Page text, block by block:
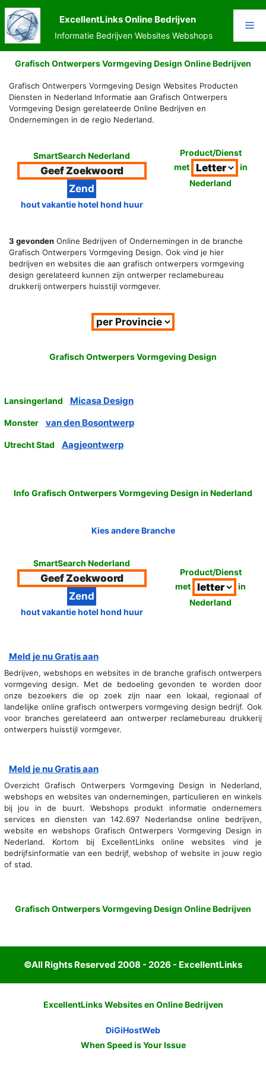
Ga
naar
de
inhoud
ExcellentLinks Online Bedrijven
Informatie Bedrijven Websites Webshops
Grafisch Ontwerpers Vormgeving Design Online Bedrijven
Grafisch Ontwerpers Vormgeving Design Websites Producten
Diensten in Nederland Informatie aan Grafisch Ontwerpers
Vormgeving Design gerelateerde Online Bedrijven en
Ondernemingen in de regio Nederland.
SmartSearch Nederland
hout vakantie hotel hond huur
Product/Dienst
met
in
Nederland
3 gevonden Online Bedrijven of Ondernemingen in de branche
Grafisch Ontwerpers Vormgeving Design. Ook vind je hier
bedrijven en websites die aan grafisch ontwerpers vormgeving
design gerelateerd kunnen zijn ontwerper reclamebureau
drukkerij ontwerpers huisstijl vormgever.
Grafisch Ontwerpers Vormgeving Design
Lansingerland Micasa Design
Monster van den Bosontwerp
Utrecht Stad Aagjeontwerp
Info Grafisch Ontwerpers Vormgeving Design in Nederland
Kies andere Branche
SmartSearch Nederland
hout vakantie hotel hond huur
Product/Dienst
met
in
Nederland
Meld je nu Gratis aan
Bedrijven, webshops en websites in de branche grafisch ontwerpers
vormgeving design. Met de bedoeling gevonden te worden door
onze bezoekers die op zoek zijn naar een lokaal, regionaal of
landelijke online grafisch ontwerpers vormgeving design bedrijf. Ook
voor branches gerelateerd aan ontwerper reclamebureau drukkerij
ontwerpers huisstijl vormgever.
Meld je nu Gratis aan
Overzicht Grafisch Ontwerpers Vormgeving Design in Nederland,
webshops en websites van ondernemingen, particulieren en winkels
bij jou in de buurt. Webshops produkt informatie ondernemers
services en diensten van 142.697 Nederlandse online bedrijven,
website en webshops Grafisch Ontwerpers Vormgeving Design in
Nederland. Kortom bij ExcellentLinks online websites vind je
bedrijfsinformatie van een bedrijf, webshop of website in jouw regio
of stad.
Grafisch Ontwerpers Vormgeving Design Online Bedrijven
©All Rights Reserved 2008 - 2026 - ExcellentLinks
ExcellentLinks Websites en Online Bedrijven
DiGiHostWeb
When Speed is Your Issue